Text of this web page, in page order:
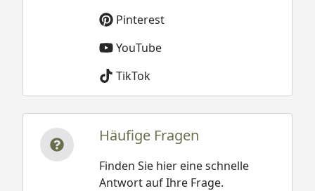
Pinterest
YouTube
TikTok
Häufige Fragen
Finden Sie hier eine schnelle
Antwort auf Ihre Frage.